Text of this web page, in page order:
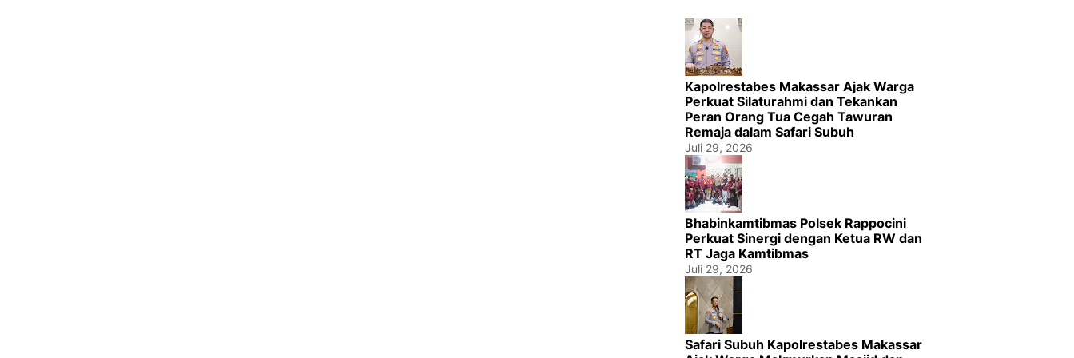
Kapolrestabes Makassar Ajak Warga
Perkuat Silaturahmi dan Tekankan
Peran Orang Tua Cegah Tawuran
Remaja dalam Safari Subuh
Juli 29, 2026
Bhabinkamtibmas Polsek Rappocini
Perkuat Sinergi dengan Ketua RW dan
RT Jaga Kamtibmas
Juli 29, 2026
Safari Subuh Kapolrestabes Makassar